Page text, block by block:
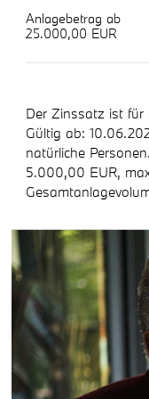
Anlagebetrag ab
25.000,00 EUR
Der Zinssatz ist für
Gültig ab:
natürliche
5.000,00 EUR,